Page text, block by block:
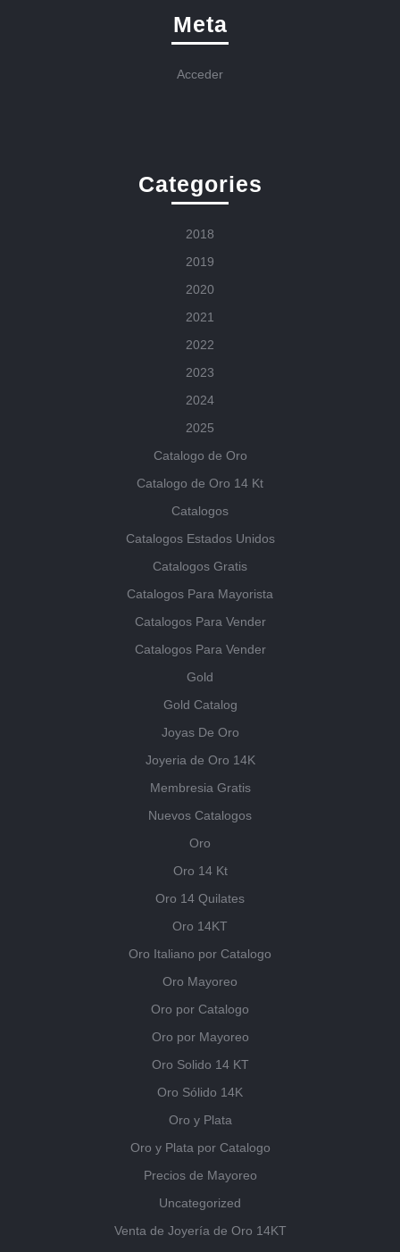
Meta
Acceder
Categories
2018
2019
2020
2021
2022
2023
2024
2025
Catalogo de Oro
Catalogo de Oro 14 Kt
Catalogos
Catalogos Estados Unidos
Catalogos Gratis
Catalogos Para Mayorista
Catalogos Para Vender
Catalogos Para Vender
Gold
Gold Catalog
Joyas De Oro
Joyeria de Oro 14K
Membresia Gratis
Nuevos Catalogos
Oro
Oro 14 Kt
Oro 14 Quilates
Oro 14KT
Oro Italiano por Catalogo
Oro Mayoreo
Oro por Catalogo
Oro por Mayoreo
Oro Solido 14 KT
Oro Sólido 14K
Oro y Plata
Oro y Plata por Catalogo
Precios de Mayoreo
Uncategorized
Venta de Joyería de Oro 14KT